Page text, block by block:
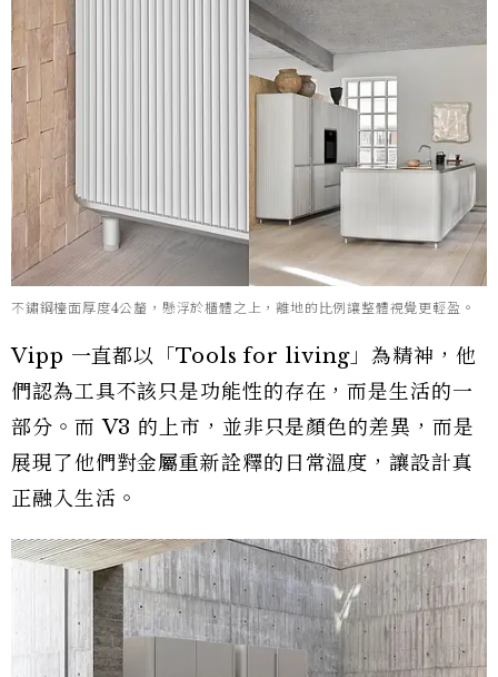
不鏽鋼檯面厚度4公釐，懸浮於櫃體之上，離地的比例讓整體視覺更輕盈。
Vipp 一直都以「Tools for living」為精神，他
們認為工具不該只是功能性的存在，而是生活的一
部分。而 V3 的上市，並非只是顏色的差異，而是
展現了他們對金屬重新詮釋的日常溫度，讓設計真
正融入生活。